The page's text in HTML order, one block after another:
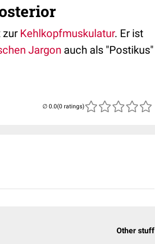
Kehlkopfmuskulatur. Er ist
Jargon auch als "Postikus"
(0 ratings)
Other stuff